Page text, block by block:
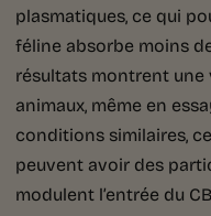
plasmatiques, ce qui
féline absorbe moins
résultats montrent
animaux, même en
conditions similaires,
peuvent avoir des
modulent l’entrée du